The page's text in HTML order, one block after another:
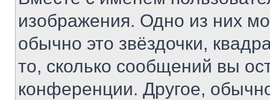
изображения. Одно из них
обычно это звёздочки,
то, сколько сообщений вы
конференции. Другое,